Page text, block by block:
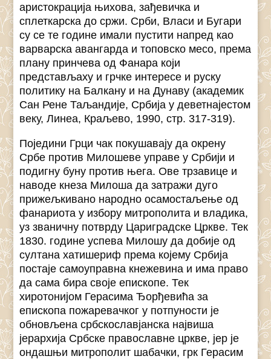
аристокрација њихова, зађевичка и
сплеткарска до сржи. Срби, Власи и Бугари
су се те године имали пустити напред као
варварска авангарда и топовско месо, према
плану принчева од Фанара који
представљаху и грчке интересе и руску
политику на Балкану и на Дунаву (академик
Сан Рене Таљандије, Србија у деветнајестом
веку, Линеа, Краљево, 1990, стр. 317-319).
Поједини Грци чак покушавају да окрену
Србе против Милошеве управе у Србији и
подигну буну против њега. Ове трзавице и
наводе кнеза Милоша да затражи дуго
прижељкивано народно осамостаљење од
фанариота у избору митрополита и владика,
уз званичну потврду Цариградске Цркве. Тек
1830. године успева Милошу да добије од
султана хатишериф према којему Србија
постаје самоуправна кнежевина и има право
да сама бира своје епископе. Тек
хиротонијом Герасима Ђорђевића за
епископа пожаревачког у потпуности је
обновљена србскославјанска највиша
јерархија Србске православне цркве, јер је
ондашњи митрополит шабачки, грк Герасим